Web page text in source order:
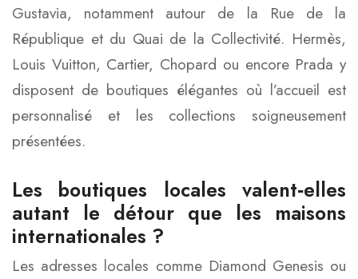
Gustavia, notamment autour de la Rue de la
République et du Quai de la Collectivité. Hermès,
Louis Vuitton, Cartier, Chopard ou encore Prada y
disposent de boutiques élégantes où l’accueil est
personnalisé et les collections soigneusement
présentées.
Les boutiques locales valent‑elles
autant le détour que les maisons
internationales ?
Les adresses locales comme Diamond Genesis ou